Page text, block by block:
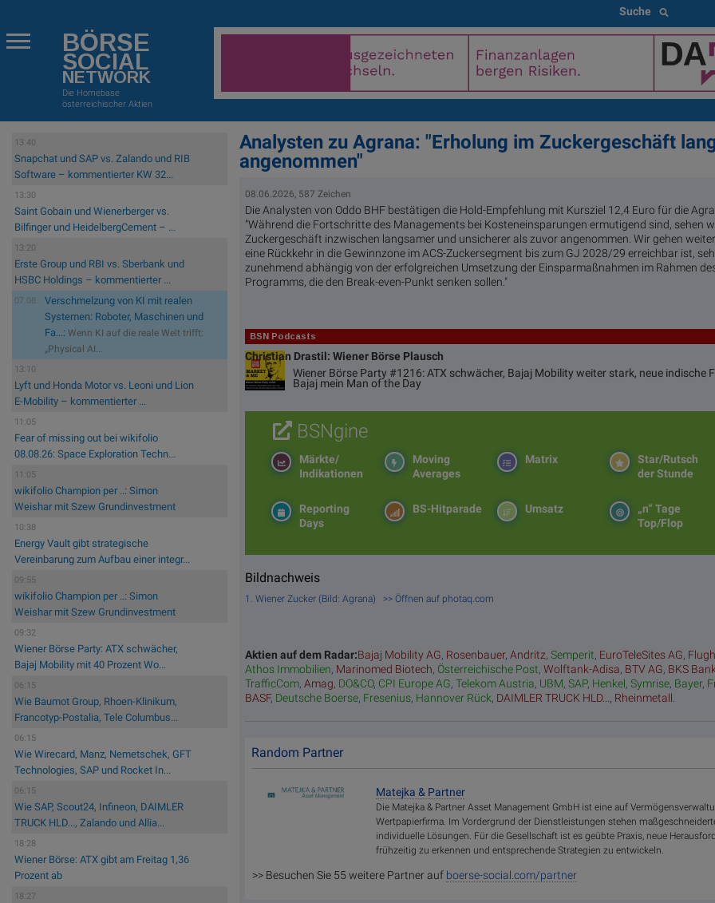
Suche
BÖRSE
SOCIAL
NETWORK
Die Homebase
österreichischer Aktien
13:40
Snapchat und SAP vs. Zalando und RIB
Software – kommentierter KW 32...
13:30
Saint Gobain und Wienerberger vs.
Bilfinger und HeidelbergCement – ...
13:20
Erste Group und RBI vs. Sberbank und
HSBC Holdings – kommentierter ...
07.08.
Verschmelzung von KI mit realen
Systemen: Roboter, Maschinen und
Fa...: Wenn KI auf die reale Welt trifft:
„Physical AI...
13:10
Lyft und Honda Motor vs. Leoni und Lion
E-Mobility – kommentierter ...
11:05
Fear of missing out bei wikifolio
08.08.26: Space Exploration Techn...
11:05
wikifolio Champion per ..: Simon
Weishar mit Szew Grundinvestment
10:38
Energy Vault gibt strategische
Vereinbarung zum Aufbau einer integr...
09:55
wikifolio Champion per ..: Simon
Weishar mit Szew Grundinvestment
09:32
Wiener Börse Party: ATX schwächer,
Bajaj Mobility mit 40 Prozent Wo...
06:15
Wie Baumot Group, Rhoen-Klinikum,
Francotyp-Postalia, Tele Columbus...
06:15
Wie Wirecard, Manz, Nemetschek, GFT
Technologies, SAP und Rocket In...
06:15
Wie SAP, Scout24, Infineon, DAIMLER
TRUCK HLD..., Zalando und Allia...
18:28
Wiener Börse: ATX gibt am Freitag 1,36
Prozent ab
18:27
Analysten zu Agrana: "Erholung im Zuckergeschäft
angenommen"
08.06.2026, 587 Zeichen
Die Analysten von Oddo BHF bestätigen die Hold-Empfehlung mit Kursziel 12,4 Euro für die
"Während die Fortschritte des Managements bei Kosteneinsparungen ermutigend sind, sehen
Zuckergeschäft inzwischen langsamer und unsicherer als zuvor angenommen. Wir gehen
eine Rückkehr in die Gewinnzone im ACS-Zuckersegment bis zum GJ 2028/29 erreichbar ist,
zunehmend abhängig von der erfolgreichen Umsetzung der Einsparmaßnahmen im Rahmen des
Programms, die den Break-even-Punkt senken sollen."
BSN Podcasts
Christian Drastil: Wiener Börse Plausch
Wiener Börse Party #1216: ATX schwächer, Bajaj Mobility weiter stark, neue indische
Bajaj mein Man of the Day
BSNgine
Star/Rutsch
der Stunde
Matrix
Moving
Averages
Märkte/
Indikationen
„n“ Tage
Top/Flop
Umsatz
BS-Hitparade
Reporting
Days
Bildnachweis
1. Wiener Zucker (Bild: Agrana) >> Öffnen auf photaq.com
Aktien auf dem Radar:Bajaj Mobility AG, Rosenbauer,Andritz,Semperit, EuroTeleSites AG,
Athos Immobilien, Marinomed Biotech, Österreichische Post,Wolftank-Adisa, BTV AG, BKS
TrafficCom,Amag, DO&CO, CPI Europe AG,Telekom Austria, UBM,SAP, Henkel,Symrise, Bayer,
BASF, Deutsche Boerse, Fresenius, Hannover Rück, DAIMLER TRUCK HLD... , Rheinmetall
Random Partner
Matejka & Partner
Die Matejka & Partner Asset Management GmbH ist eine auf
Wertpapierfirma. Im Vordergrund der Dienstleistungen stehen
individuelle Lösungen. Für die Gesellschaft ist es geübte Praxis, neue
frühzeitig zu erkennen und entsprechende Strategien zu entwickeln.
>> Besuchen Sie 55 weitere Partner auf boerse-social.com/partner